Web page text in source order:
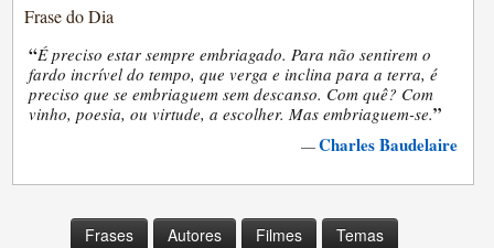
Frase do Dia
“É preciso estar sempre embriagado. Para não sentirem o
fardo incrível do tempo, que verga e inclina para a terra, é
preciso que se embriaguem sem descanso. Com quê? Com
vinho, poesia, ou virtude, a escolher. Mas embriaguem-se.”
—Charles Baudelaire
Frases Autores Filmes Temas